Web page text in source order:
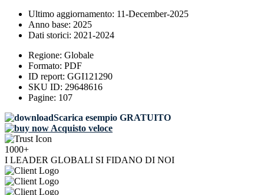
Ultimo aggiornamento: 11-December-2025
Anno base: 2025
Dati storici: 2021-2024
Regione: Globale
Formato: PDF
ID report: GGI121290
SKU ID: 29648616
Pagine: 107
Scarica esempio GRATUITO
Acquisto veloce
1000+
I LEADER GLOBALI SI FIDANO DI NOI